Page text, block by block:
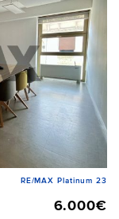
RE/MAX Platinum 23
6.000€